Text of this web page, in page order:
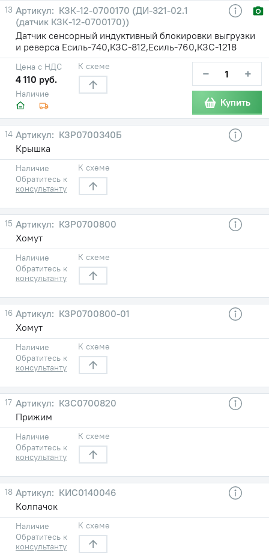
13
КЗК-12-0700170 (ДИ-321-02.1
(датчик КЗК-12-0700170))
Датчик сенсорный индуктивный блокировки выгрузки
и реверса Есиль-740,КЗС-812,Есиль-760,КЗС-1218
Наличие
Цена с НДС
4 110 руб.
К схеме − +
Купить
14
КЗР0700340Б
Крышка
Наличие
Обратитесь к
консультанту
К схеме
15
КЗР0700800
Хомут
Наличие
Обратитесь к
консультанту
К схеме
16
КЗР0700800-01
Хомут
Наличие
Обратитесь к
консультанту
К схеме
17
КЗС0700820
Прижим
Наличие
Обратитесь к
консультанту
К схеме
18
КИС0140046
Колпачок
Наличие
Обратитесь к
консультанту
К схеме